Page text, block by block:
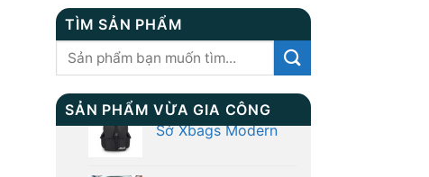
TÌM SẢN PHẨM
Tìm
SẢN PHẨM VỪA GIA CÔNG
BALO DU LỊCH MS: